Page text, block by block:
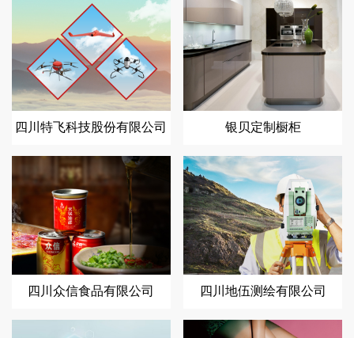
四川特飞科技股份有限公司 银贝定制橱柜
四川众信食品有限公司 四川地伍测绘有限公司